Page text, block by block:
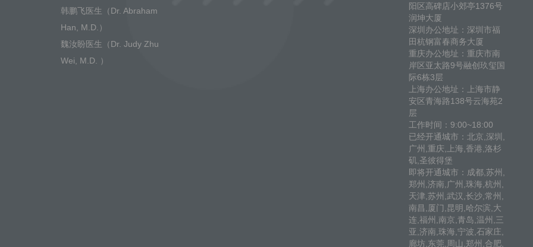
韩鹏飞医生（Dr. Abraham
Han, M.D.）
魏汝盼医生（Dr. Judy Zhu
Wei, M.D. ）
阳区高碑店小郊亭1376号
润坤大厦
深圳办公地址：深圳市福
田杭钢富春商务大厦
重庆办公地址：重庆市南
岸区亚太路9号融创玖玺国
际6栋3层
上海办公地址：上海市静
安区青海路138号云海苑2
层
工作时间：9:00~18:00
已经开通城市：北京,深圳,
广州,重庆,上海,香港,洛杉
矶,圣彼得堡
即将开通城市：成都,苏州,
郑州,济南,广州,珠海,杭州,
天津,苏州,武汉,长沙,常州,
南昌,厦门,昆明,哈尔滨,大
连,福州,南京,青岛,温州,三
亚,济南,珠海,宁波,石家庄,
廊坊,东莞,周山,郑州,合肥,